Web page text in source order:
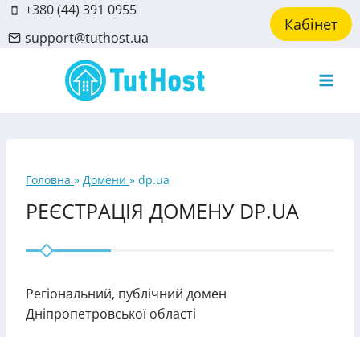
Skip
to
content
+380 (44) 391 0955
support@tuthost.ua
Кабінет
Головна » Домени » dp.ua
РЕЄСТРАЦІЯ ДОМЕНУ DP.UA
Регіональний, публічний домен
Дніпропетровської області